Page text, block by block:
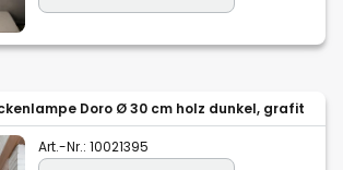
Doro Ø 30 cm holz dunkel, grafit
Art.-Nr.: 10021395